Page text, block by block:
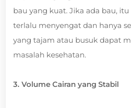
bau yang kuat. Jika ada bau,
terlalu menyengat dan hanya
yang tajam atau busuk dapat
masalah kesehatan.
3. Volume Cairan yang Stabil